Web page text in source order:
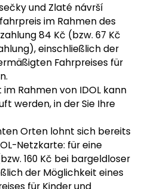
und Zlaté návrší
im Rahmen des
84 Kč (bzw. 67 Kč
einschließlich der
Fahrpreises für
Rahmen von IDOL kann
werden, in der Sie Ihre
Orten lohnt sich bereits
Netzkarte: für eine
160 Kč bei bargeldloser
der Möglichkeit eines